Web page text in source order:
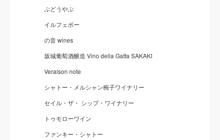
ぶどうやぶ
イルフェボー
の音 wines
坂城葡萄酒醸造 Vino della Gatta SAKAKI
Veraison note
シャトー・メルシャン椀子ワイナリー
セイル・ザ・ シップ・ワイナリー
トゥモローワイン
ファンキー・シャトー